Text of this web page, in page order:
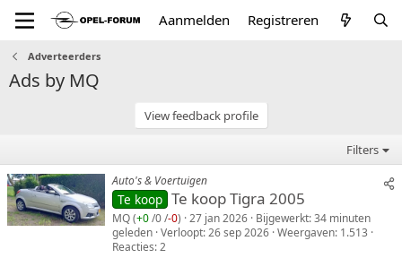
Aanmelden Registreren
Adverteerders
Ads by MQ
View feedback profile
Filters
Auto's & Voertuigen
Te koop Te koop Tigra 2005
MQ(+0/0/-0) 27 jan 2026 Bijgewerkt 34 minuten
geleden Verloopt 26 sep 2026 Weergaven 1.513
Reacties 2